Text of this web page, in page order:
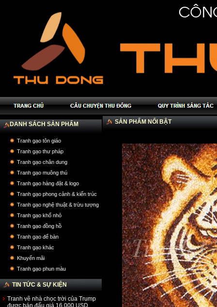
DANH SÁCH SẢN PHẨM
Tranh gạo tôn giáo
Tranh gạo thư pháp
Tranh gạo chân dung
Tranh gạo muông thú
Tranh gạo hàng đặt & logo
Tranh gạo phong cảnh & kiến trúc
Tranh gạo nghệ thuật & trừu tượng
Tranh gạo khổ nhỏ
Tranh gạo đồng hồ
Tranh gạo để bàn
Tranh gạo khác
Khuyến mãi
Tranh gạo phun màu
TIN TỨC & SỰ KIỆN
Tranh vẽ nhà chọc trời của Trump
được bán đấu giá 16.000 USD
SẢN PHẨM NỔI BẬT